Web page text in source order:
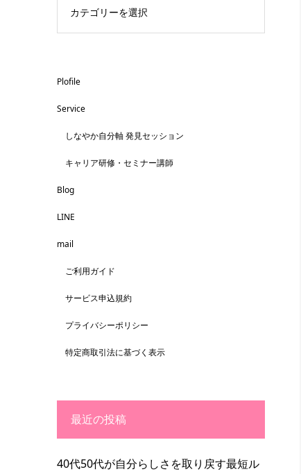
Plofile
Service
しなやか自分軸 発見セッション
キャリア研修・セミナー講師
Blog
LINE
mail
ご利用ガイド
サービス申込規約
プライバシーポリシー
特定商取引法に基づく表示
最近の投稿
40代50代が自分らしさを取り戻す最短ル